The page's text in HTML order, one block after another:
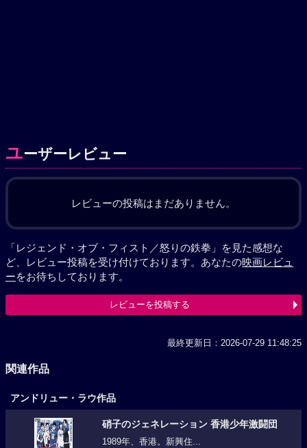
ユーザーレビュー
レビューの投稿はまだありません。
「レジェンド・オブ・フィスト／怒りの鉄拳」を見た感想な
ど、レビュー投稿を受け付けております。あなたの映画レビュ
ーをお待ちしております。
レビューを投稿する
最終更新日：2026-07-29 11:48:25
関連作品
アンドリュー・ラウ作品
硝子のジェネレーション 香港少年激闘団
1989年、香港。新興住...